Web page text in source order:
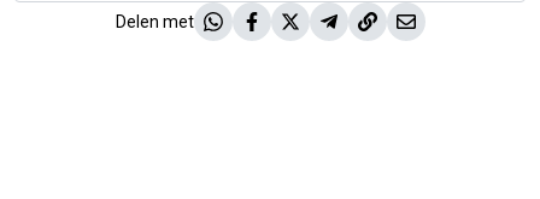
Delen met